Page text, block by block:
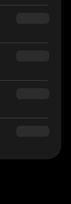
$54.90
$34.95
$160.00
$180.00